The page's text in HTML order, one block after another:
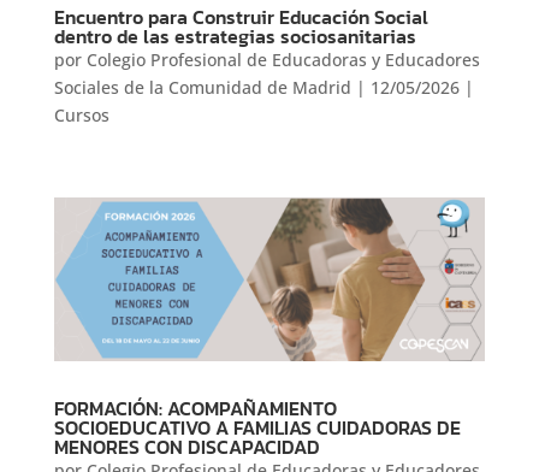
Encuentro para Construir Educación Social
dentro de las estrategias sociosanitarias
por Colegio Profesional de Educadoras y Educadores
Sociales de la Comunidad de Madrid | 12/05/2026|
Cursos
FORMACIÓN: ACOMPAÑAMIENTO
SOCIOEDUCATIVO A FAMILIAS CUIDADORAS DE
MENORES CON DISCAPACIDAD